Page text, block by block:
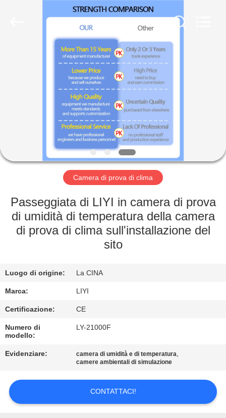
PRODOTTI
GIRO
FABBRICA
CONTROLLO
CONTATTICI
RICHIEDA
UNA
CITAZIONE
MAPPA
DEL
Camera di prova di clima
Passeggiata di LIYI in camera di prova
di umidità di temperatura della camera
di prova di clima sull'installazione del
sito
Luogo di origine: La CINA
Marca: LIYI
Certificazione: CE
Numero di
modello:
LY-21000F
Evidenziare: camera di umidità e di temperatura,
camere ambientali di simulazione
CONTATTACI!